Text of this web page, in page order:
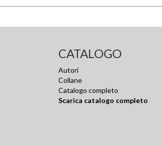
CATALOGO
Autori
Collane
Catalogo completo
Scarica catalogo completo